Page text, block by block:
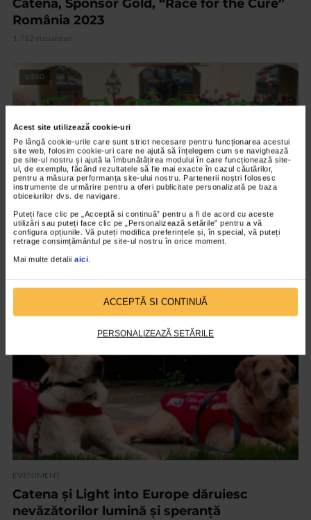
Acest site utilizează cookie-uri
Pe lângă cookie-urile care sunt strict necesare pentru funcționarea acestui
site web, folosim cookie-uri care ne ajută să înțelegem cum se navighează
pe site-ul nostru și ajută la îmbunătățirea modului în care funcționează site-
ul, de exemplu, făcând rezultatele să fie mai exacte în cazul căutărilor,
pentru a măsura performanța site-ului nostru. Partenerii noștri folosesc
instrumente de urmărire pentru a oferi publicitate personalizată pe baza
obiceiurilor dvs. de navigare.
Puteți face clic pe „Acceptă si continuă” pentru a fi de acord cu aceste
utilizări sau puteți face clic pe „Personalizează setările” pentru a vă
configura opțiunile. Vă puteți modifica preferințele și, în special, vă puteți
retrage consimțământul pe site-ul nostru în orice moment.
Mai multe detalii aici
ACCEPTĂ SI CONTINUĂ
PERSONALIZEAZĂ SETĂRILE
Catena, Sponsor Gold, “Race for the Cure”
România 2023
1.712 vizualizari
VIDEO
EVENIMENT
Catena, mereu aproape de tine
EVENIMENT
Catena și Light into Europe dăruiesc
nevăzătorilor lumină și speranță